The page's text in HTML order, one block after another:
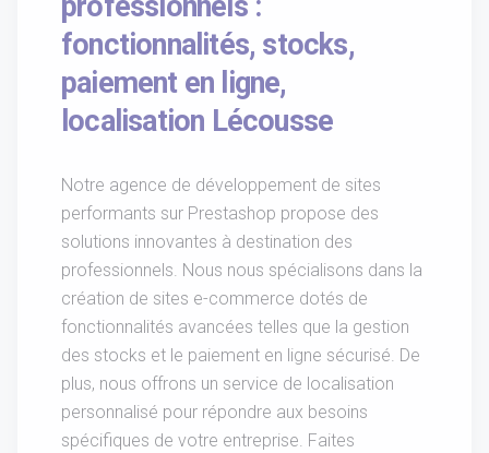
fonctionnalités, stocks,
paiement en ligne,
localisation Lécousse
Notre agence de développement de sites
performants sur Prestashop propose des
solutions innovantes à destination des
professionnels. Nous nous spécialisons dans la
création de sites e-commerce dotés de
fonctionnalités avancées telles que la gestion
des stocks et le paiement en ligne sécurisé. De
plus, nous offrons un service de localisation
personnalisé pour répondre aux besoins
spécifiques de votre entreprise. Faites